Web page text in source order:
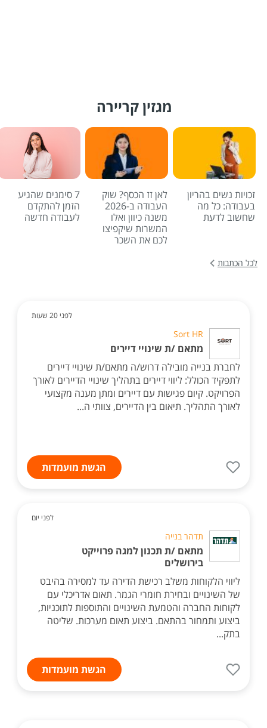
מגזין קריירה
זכויות נשים בהריון
בעבודה: כל מה
שחשוב לדעת
לאן זז הכסף? שוק
העבודה ב-2026
משנה כיוון ואלו
המשרות שיקפיצו
לכם את השכר
7 סימנים שהגיע
הזמן להתקדם
לעבודה חדשה
לכל הכתבות
לפני 20 שעות
Sort HR
מתאם /ת שינויי דיירים
לחברת בנייה מובילה דרוש/ה מתאם/ת שינויי דיירים
לתפקיד הכולל: ליווי דיירים בתהליך שינויי הדיירים לאורך
הפרויקט. קיום פגישות עם דיירים ומתן מענה מקצועי
לאורך התהליך. תיאום בין הדיירים, צוותי ה...
הגשת מועמדות
לפני יום
תדהר בנייה
מתאם /ת תכנון למגה פרוייקט
בירושלים
ליווי הלקוחות משלב רכישת הדירה עד למסירה בהיבט
של השינויים ובחירת חומרי הגמר. תאום אדריכלי עם
לקוחות החברה והטמעת השינויים והתוספות לתוכניות,
ביצוע ותמחור בהתאם. ביצוע תאום מערכות. שליטה
בתק...
הגשת מועמדות